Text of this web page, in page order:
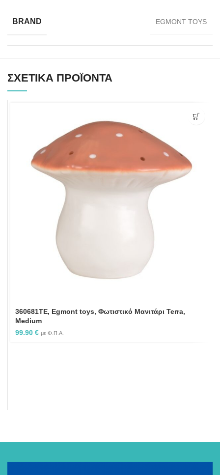
BRAND EGMONT TOYS
ΣΧΕΤΙΚΆ ΠΡΟΪΌΝΤΑ
360681TE, Egmont toys, Φωτιστικό Μανιτάρι Terra,
Medium
99.90 € με Φ.Π.Α.